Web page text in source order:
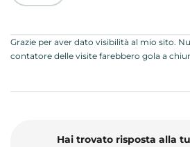
Grazie per aver dato visibilità al mio sito.
contatore delle visite farebbero gola a
Hai trovato risposta alla